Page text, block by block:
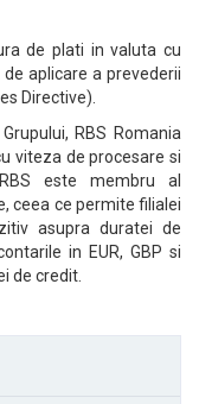
de plati in valuta cu
aplicare a prevederii
Directive).
RBS Romania
viteza de procesare si
este membru al
ceea ce permite filialei
asupra duratei de
in EUR, GBP si
de credit.